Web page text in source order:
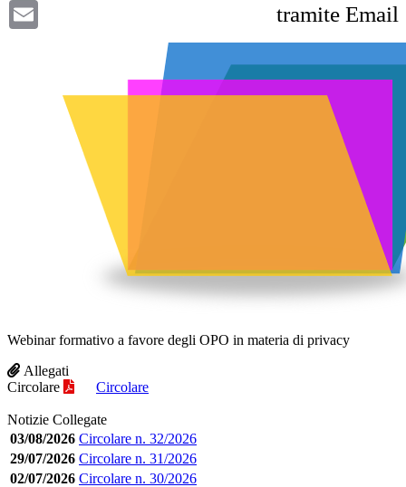
tramite Email
Webinar formativo a favore degli OPO in materia di privacy
Allegati
Circolare
Circolare
Notizie Collegate
03/08/2026 Circolare n. 32/2026
29/07/2026 Circolare n. 31/2026
02/07/2026 Circolare n. 30/2026